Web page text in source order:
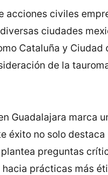
acciones civiles
ciudades
Cataluña y
de la
Guadalajara
éxito no solo
preguntas
prácticas más